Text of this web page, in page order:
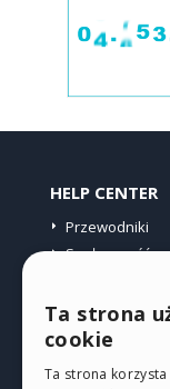
HELP CENTER
Przewodniki
Społeczność
PROFIL
Ta strona
cookie
Ta strona